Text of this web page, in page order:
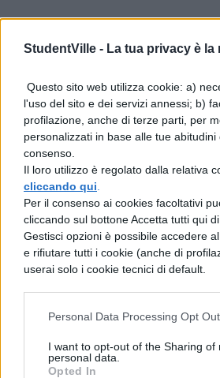
StudentVille - La tua privacy è
Questo sito web utilizza cookie: a)
l'uso del sito e dei servizi annessi; b)
profilazione, anche di terze parti, per
personalizzati in base alle tue
consenso.
Il loro utilizzo è regolato dalla relativa
cliccando qui
Per il consenso ai cookies facoltativi
cliccando sul bottone Accetta tutti qui
Gestisci opzioni è possibile accedere
e rifiutare tutti i cookie (anche di
userai solo i cookie tecnici di default.
Personal Data Processing Opt
I want to opt-out of the Sharing of
personal data.
Opted In
TI POTREBBE
NEWS SCUOLA
ATA, il
fissa
annue e
didattica
NEWS SCUOLA E